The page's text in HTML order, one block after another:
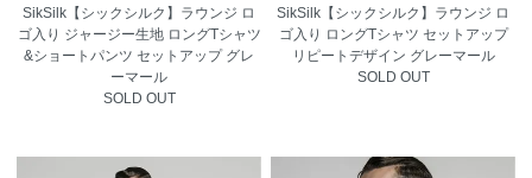
SikSilk【シックシルク】ラウンジ ロ
ゴ入り ジャージー生地 ロングTシャツ
&ショートパンツ セットアップ グレ
ーマール
SOLD OUT
SikSilk【シックシルク】ラウンジ ロ
ゴ入り ロングTシャツ セットアップ
リピートデザイン グレーマール
SOLD OUT